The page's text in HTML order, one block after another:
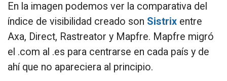
En la imagen podemos ver la comparativa del
índice de visibilidad creado son Sistrix entre
Axa, Direct, Rastreator y Mapfre. Mapfre migró
el .com al .es para centrarse en cada país y de
ahí que no apareciera al principio.